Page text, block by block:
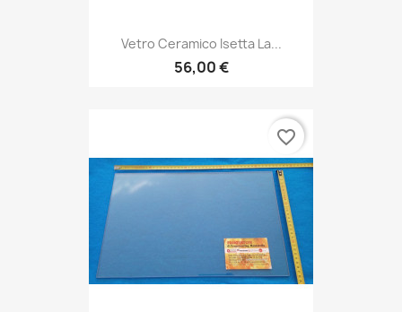
Vetro Ceramico Isetta La...
56,00 €
favorite_border